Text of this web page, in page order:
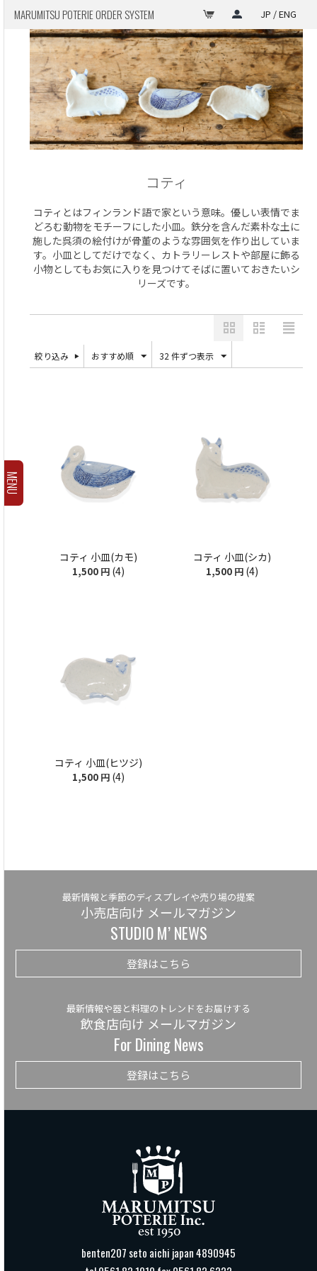
MARUMITSU POTERIE ORDER SYSTEM JP / ENG
MENU
コティ
コティとはフィンランド語で家という意味。優しい表情でま
どろむ動物をモチーフにした小皿。鉄分を含んだ素朴な土に
施した呉須の絵付けが骨董のような雰囲気を作り出していま
す。小皿としてだけでなく、カトラリーレストや部屋に飾る
小物としてもお気に入りを見つけてそばに置いておきたいシ
リーズです。
絞り込み おすすめ順 32 件ずつ表示
コティ 小皿(カモ)
1,500 円 (4)
コティ 小皿(シカ)
1,500 円 (4)
コティ 小皿(ヒツジ)
1,500 円 (4)
最新情報と季節のディスプレイや売り場の提案
小売店向け メールマガジン
STUDIO M’ NEWS
登録はこちら
最新情報や器と料理のトレンドをお届けする
飲食店向け メールマガジン
For Dining News
登録はこちら
benten207 seto aichi japan 4890945